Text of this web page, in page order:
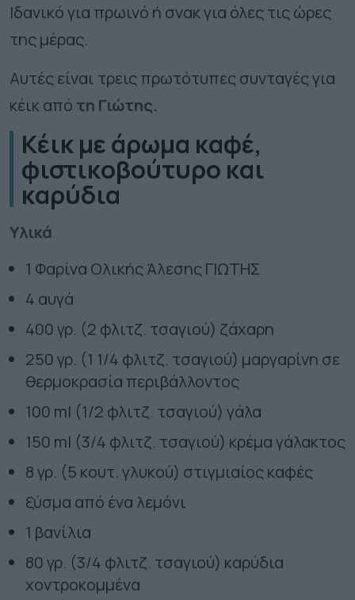
Ιδανικό για πρωινό ή σνακ για όλες τις ώρες
της μέρας.
Αυτές είναι τρεις πρωτότυπες συνταγές για
κέικ από τη Γιώτης.
Κέικ με άρωμα καφέ,
φιστικοβούτυρο και
καρύδια
Υλικά
1 Φαρίνα Ολικής Άλεσης ΓΙΩΤΗΣ
4 αυγά
400 γρ. (2 φλιτζ. τσαγιού) ζάχαρη
250 γρ. (1 1/4 φλιτζ. τσαγιού) μαργαρίνη σε
θερμοκρασία περιβάλλοντος
100 ml (1/2 φλιτζ. τσαγιού) γάλα
150 ml (3/4 φλιτζ. τσαγιού) κρέμα γάλακτος
8 γρ. (5 κουτ. γλυκού) στιγμιαίος καφές
ξύσμα από ένα λεμόνι
1 βανίλια
80 γρ. (3/4 φλιτζ. τσαγιού) καρύδια
χοντροκομμένα